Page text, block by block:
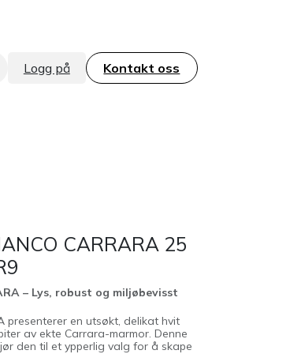
Logg på Kontakt oss​​​​​​​
CARRARA 25
– Lys, robust og miljøbevisst
presenterer en utsøkt, delikat hvit
av ekte Carrara-marmor. Denne
den til et ypperlig valg for å skape